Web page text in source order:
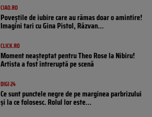
CIAO.RO
Poveştile de iubire care au rămas doar o amintire!
Imagini tari cu Gina Pistol, Răzvan...
CLICK.RO
Moment neașteptat pentru Theo Rose la Nibiru!
Artista a fost întreruptă pe scenă
DIGI 24
Ce sunt punctele negre de pe marginea parbrizului
și la ce folosesc. Rolul lor este...